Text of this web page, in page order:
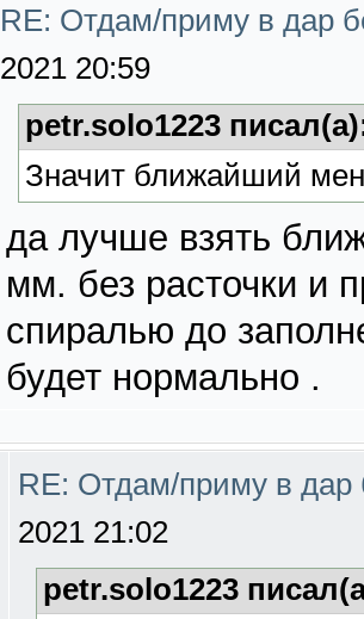
RE: Отдам/приму в дар
2021 20:59
petr.solo1223
Значит ближайший
да лучше взять
мм. без расточки и
спиралью до
будет нормально .
RE: Отдам/приму в дар
2021 21:02
petr.solo1223